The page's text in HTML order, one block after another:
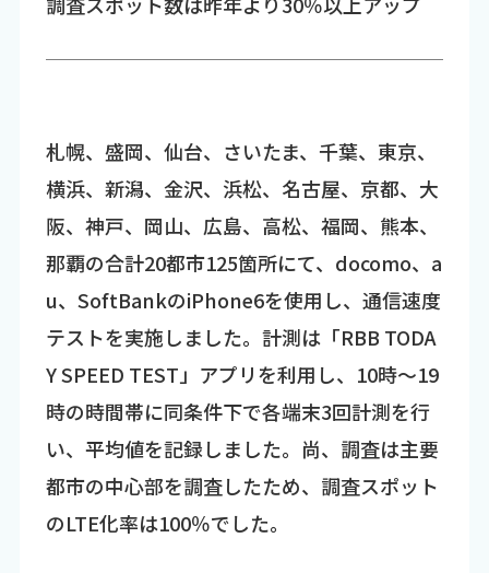
札幌、盛岡、仙台、さいたま、千葉、東京、
横浜、新潟、金沢、浜松、名古屋、京都、大
阪、神戸、岡山、広島、高松、福岡、熊本、
那覇の合計20都市125箇所にて、docomo、a
u、SoftBankのiPhone6を使用し、通信速度
テストを実施しました。計測は「RBB TODA
Y SPEED TEST」アプリを利用し、10時～19
時の時間帯に同条件下で各端末3回計測を行
い、平均値を記録しました。尚、調査は主要
都市の中心部を調査したため、調査スポット
のLTE化率は100％でした。